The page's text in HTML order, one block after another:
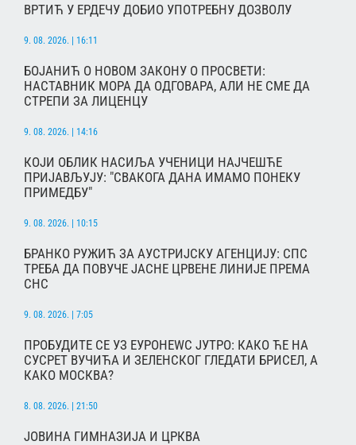
ВРТИЋ У ЕРДЕЧУ ДОБИО УПОТРЕБНУ ДОЗВОЛУ
9. 08. 2026. | 16:11
БОЈАНИЋ О НОВОМ ЗАКОНУ О ПРОСВЕТИ:
НАСТАВНИК МОРА ДА ОДГОВАРА, АЛИ НЕ СМЕ ДА
СТРЕПИ ЗА ЛИЦЕНЦУ
9. 08. 2026. | 14:16
КОЈИ ОБЛИК НАСИЉА УЧЕНИЦИ НАЈЧЕШЋЕ
ПРИЈАВЉУЈУ: "СВАКОГА ДАНА ИМАМО ПОНЕКУ
ПРИМЕДБУ"
9. 08. 2026. | 10:15
БРАНКО РУЖИЋ ЗА АУСТРИЈСКУ АГЕНЦИЈУ: СПС
ТРЕБА ДА ПОВУЧЕ ЈАСНЕ ЦРВЕНЕ ЛИНИЈЕ ПРЕМА
СНС
9. 08. 2026. | 7:05
ПРОБУДИТЕ СЕ УЗ ЕУРОНЕWС ЈУТРО: КАКО ЋЕ НА
СУСРЕТ ВУЧИЋА И ЗЕЛЕНСКОГ ГЛЕДАТИ БРИСЕЛ, А
КАКО МОСКВА?
8. 08. 2026. | 21:50
ЈОВИНА ГИМНАЗИЈА И ЦРКВА